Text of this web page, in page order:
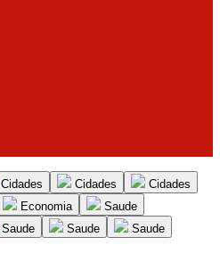
Cidades Cidades
Cidades
Economia
Saude
Saude Saude
Saude